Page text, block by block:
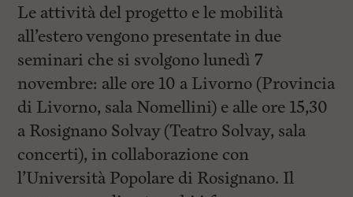
Le attività del progetto e le mobilità
all’estero vengono presentate in due
seminari che si svolgono lunedì 7
novembre: alle ore 10 a Livorno (Provincia
di Livorno, sala Nomellini) e alle ore 15,30
a Rosignano Solvay (Teatro Solvay, sala
concerti), in collaborazione con
l’Università Popolare di Rosignano. Il